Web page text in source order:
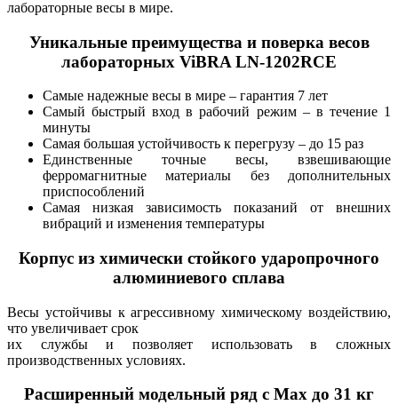
лабораторные весы в мире.
Уникальные преимущества и поверка весов
лабораторных ViBRA LN-1202RCE
Самые надежные весы в мире – гарантия 7 лет
Самый быстрый вход в рабочий режим – в течение 1
минуты
Самая большая устойчивость к перегрузу – до 15 раз
Единственные точные весы, взвешивающие
ферромагнитные материалы без дополнительных
приспособлений
Самая низкая зависимость показаний от внешних
вибраций и изменения температуры
Корпус из химически стойкого ударопрочного
алюминиевого сплава
Весы устойчивы к агрессивному химическому воздействию,
что увеличивает срок
их службы и позволяет использовать в сложных
производственных условиях.
Расширенный модельный ряд с Max до 31 кг